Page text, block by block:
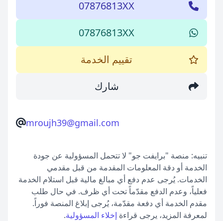
07876813XX
07876813XX
تقييم الخدمة
شارك
mroujh39@gmail.com
تنبيه: منصة "برايفت جو" لا تتحمل المسؤولية عن جودة
الخدمة أو دقة المعلومات المقدمة من قبل مقدمي
الخدمات. يُرجى عدم دفع أي مبالغ مالية قبل استلام الخدمة
فعلياً، وعدم الدفع مقدّماً تحت أي ظرف. في حال طلب
مقدم الخدمة أي دفعة مقدّمة، يُرجى إبلاغ المنصة فوراً.
لمعرفة المزيد، يرجى قراءة إخلاء المسؤولية.